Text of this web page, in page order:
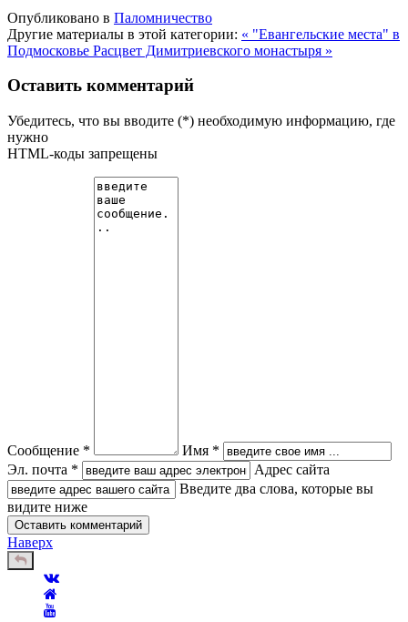
Опубликовано в Паломничество
Другие материалы в этой категории: « "Евангельские места" в
Подмосковье Расцвет Димитриевского монастыря »
Оставить комментарий
Убедитесь, что вы вводите (*) необходимую информацию, где
нужно
HTML-коды запрещены
Сообщение *
Имя *
Эл. почта *
Адрес сайта
Введите два слова, которые вы
видите ниже
Наверх